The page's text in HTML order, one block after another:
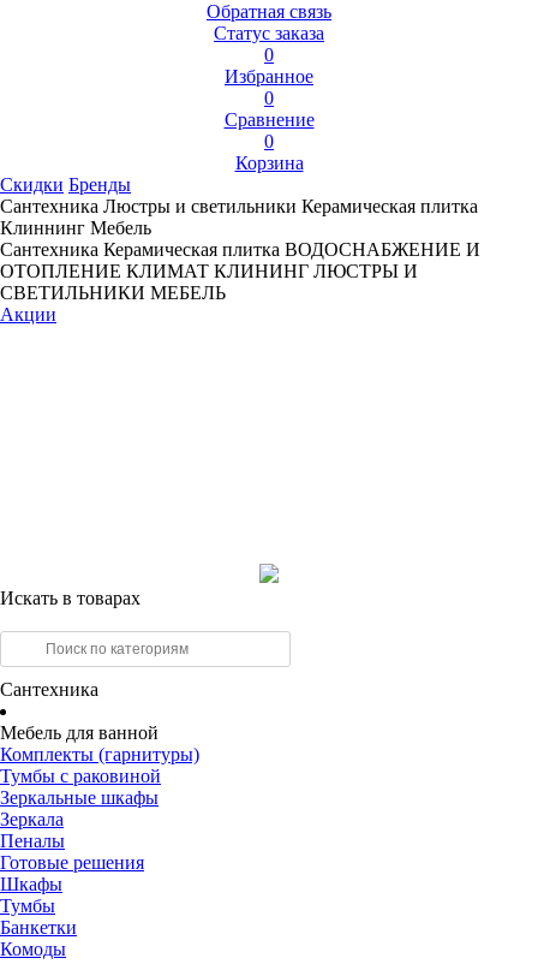
Обратная связь
Статус заказа
0
Избранное
0
Сравнение
0
Корзина
Скидки Бренды
Сантехника Люстры и светильники Керамическая плитка
Клиннинг Мебель
Сантехника Керамическая плитка ВОДОСНАБЖЕНИЕ И
ОТОПЛЕНИЕ КЛИМАТ КЛИНИНГ ЛЮСТРЫ И
СВЕТИЛЬНИКИ МЕБЕЛЬ
Акции
Искать в товарах
Сантехника
Мебель для ванной
Комплекты (гарнитуры)
Тумбы с раковиной
Зеркальные шкафы
Зеркала
Пеналы
Готовые решения
Шкафы
Тумбы
Банкетки
Комоды